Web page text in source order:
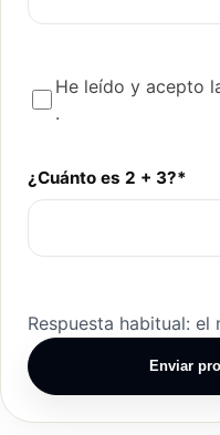
He leído y acepto
.
¿Cuánto es 2 + 3?*
Respuesta habitual:
Enviar